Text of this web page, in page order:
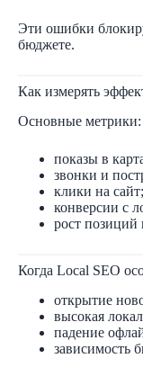
Эти ошибки
бюджете.
Как измерять
Основные метрики:
показы в
звонки и
клики на сайт;
конверсии с
рост позиций
Когда Local SEO
открытие
высокая
падение
зависимость